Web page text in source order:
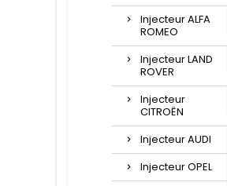
Injecteur ALFA
ROMEO
Injecteur LAND
ROVER
Injecteur
CITROËN
Injecteur AUDI
Injecteur OPEL